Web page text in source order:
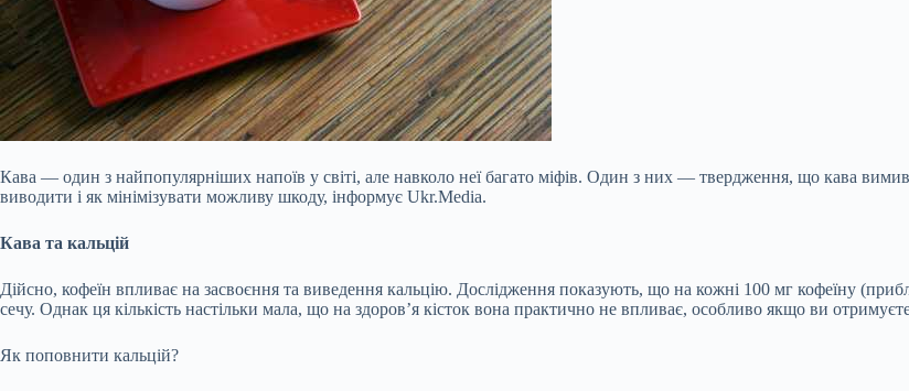
Кава — один з найпопулярніших напоїв у світі, але навколо неї багато міфів. Один з них — твердження, що кава
виводити і як мінімізувати можливу шкоду, інформує Ukr.Media.
Кава та кальцій
Дійсно, кофеїн впливає на засвоєння та виведення кальцію. Дослідження показують, що на кожні 100 мг кофеїну
сечу. Однак ця кількість настільки мала, що на здоров’я кісток вона практично не впливає, особливо якщо ви
Як поповнити кальцій?